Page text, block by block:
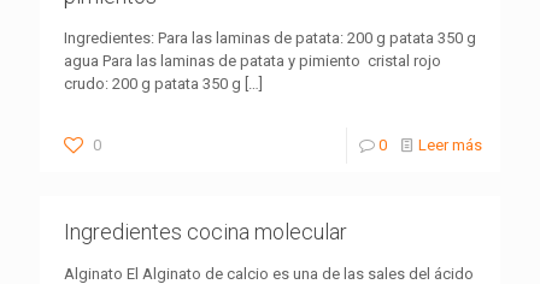
Ingredientes: Para las laminas de patata: 200 g patata 350 g
agua Para las laminas de patata y pimiento cristal rojo
crudo: 200 g patata 350 g […]
0 0 Leer más
Ingredientes cocina molecular
Alginato El Alginato de calcio es una de las sales del ácido